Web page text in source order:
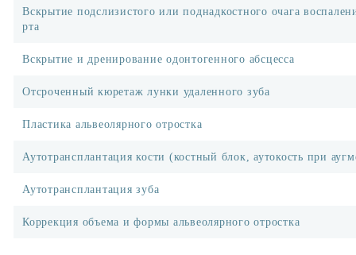
Вскрытие подслизистого или поднадкостного очага
рта
Вскрытие и дренирование одонтогенного абсцесса
Отсроченный кюретаж лунки удаленного зуба
Пластика альвеолярного отростка
Аутотрансплантация кости (костный блок, аутокость при
Аутотрансплантация зуба
Коррекция объема и формы альвеолярного отростка